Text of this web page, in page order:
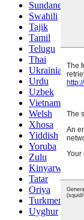
Sundanese
Swahili
Tajik
Tamil
Telugu
Thai
Ukrainian
Urdu
Uzbek
Vietnamese
Welsh
Xhosa
Yiddish
Yoruba
Zulu
Kinyarwanda
Tatar
Oriya
Turkmen
Uyghur